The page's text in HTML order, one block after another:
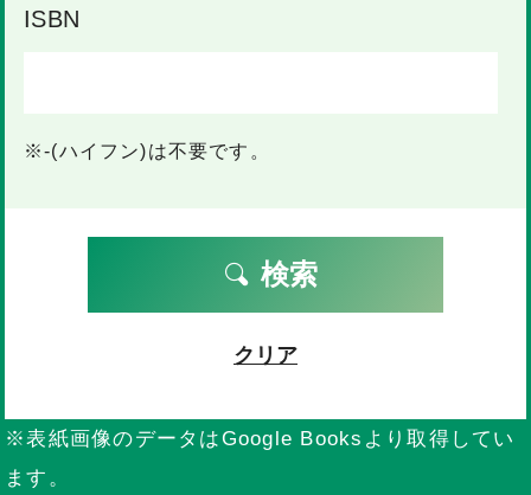
ISBN
※-(ハイフン)は不要です。
検索
クリア
※表紙画像のデータはGoogle Booksより取得してい
ます。